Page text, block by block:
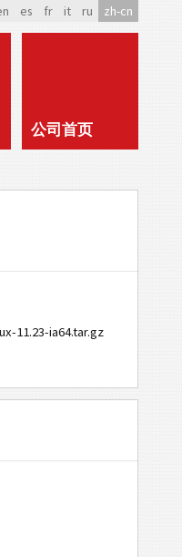
es fr it ru zh-cn
公司首页
11.23-ia64.tar.gz